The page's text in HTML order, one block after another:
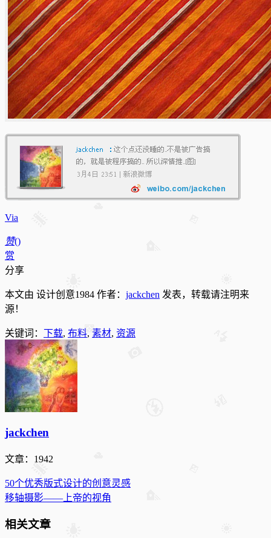
Via
赞()
赏
分享
本文由 设计创意1984 作者： jackchen 发表，转载请注明来
源！
关键词： 下载, 布料, 素材, 资源
jackchen
文章：1942
50个优秀版式设计的创意灵感
移轴摄影——上帝的视角
相关文章